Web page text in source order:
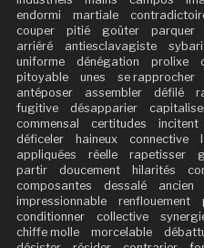
endormi
martiale
couper
pitié goûter parquer
arriéré
antiesclavagiste
uniforme
dénégation prolixe
pitoyable
unes se rapprocher
antéposer
assembler défilé
fugitive
désapparier
commensal
certitudes incitent
déficeler
haineux connective
appliquées
réelle rapetisser
partir
doucement hilarités
composantes
dessalé ancien
impressionnable
renflouement
conditionner
collective
chiffe molle
morcelable